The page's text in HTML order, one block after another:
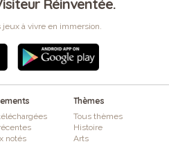
Réinventée.
jeux à vivre en immersion.
notés
Thèmes
Tous thèmes
Histoire
Arts